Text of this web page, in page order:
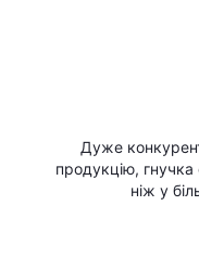
Дуже
продукцію,
ніж у